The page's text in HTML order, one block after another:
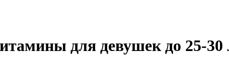
для девушек до 25-30